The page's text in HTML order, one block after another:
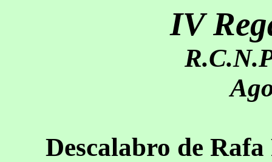
IV
Descalabro de